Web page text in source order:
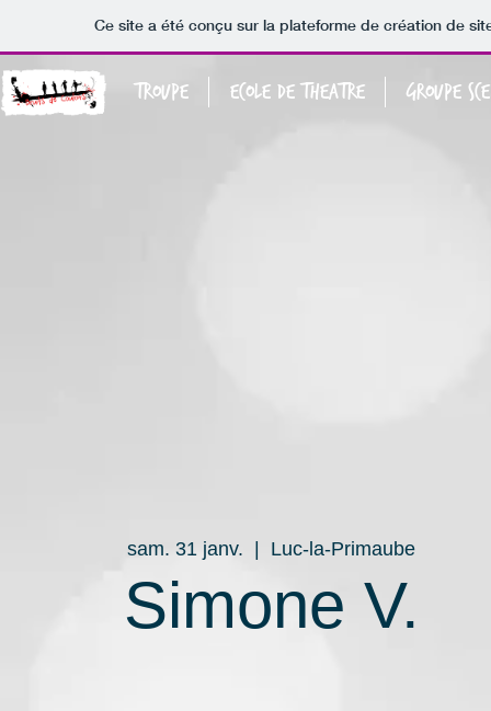
Ce site a été conçu sur la plateforme de création de
TROUPE ECOLE DE THEATRE GROUPE
sam. 31 janv. Luc-la-Primaube
Simone V.